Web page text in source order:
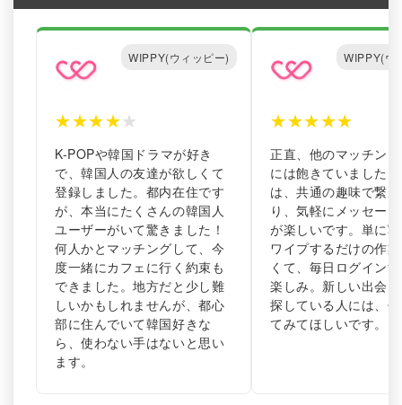
WIPPY(ウィッピー)
★★★★★
K-POPや韓国ドラマが好き
で、韓国人の友達が欲しくて
登録しました。都内在住です
が、本当にたくさんの韓国人
ユーザーがいて驚きました！
何人かとマッチングして、今
度一緒にカフェに行く約束も
できました。地方だと少し難
しいかもしれませんが、都心
部に住んでいて韓国好きな
ら、使わない手はないと思い
ます。
WIPPY(ウ
★★★★★
正直、他のマッチン
には飽きていました
は、共通の趣味で繋
り、気軽にメッセー
が楽しいです。単に
ワイプするだけの作
くて、毎日ログイン
楽しみ。新しい出会
探している人には、
てみてほしいです。